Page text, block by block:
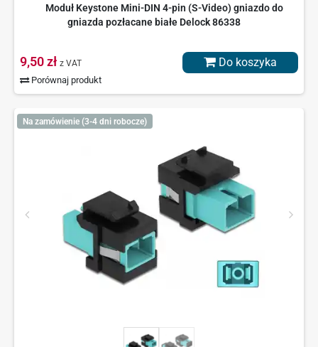
Moduł Keystone Mini-DIN 4-pin (S-Video) gniazdo do
gniazda pozłacane białe Delock 86338
9,50 zł z VAT
Porównaj produkt
Do koszyka
Na zamówienie (3-4 dni robocze)